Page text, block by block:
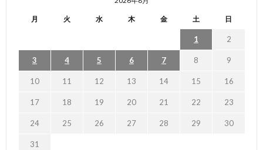
月 火 水 木 金 土 日
1 2
3 4 5 6 7 8 9
10 11 12 13 14 15 16
17 18 19 20 21 22 23
24 25 26 27 28 29 30
31